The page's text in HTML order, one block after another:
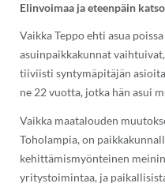
Elinvoimaa ja eteenpäin
Vaikka Teppo ehti asua
asuinpaikkakunnat
tiiviisti syntymäpitäjän
ne 22 vuotta, jotka hän asui
Vaikka maatalouden
Toholampia, on
kehittämismyönteinen
yritystoimintaa, ja